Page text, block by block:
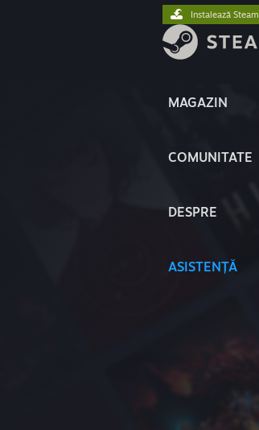
MAGAZIN
COMUNITATE
DESPRE
ASISTENȚĂ
Instalează Steam